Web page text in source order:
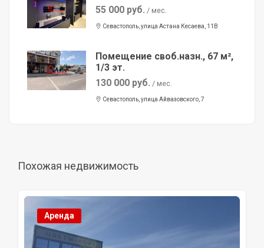
55 000 руб. / мес.
Севастополь, улица Астана Кесаева, 11В
Помещение своб.назн., 67 м²,
1/3 эт.
130 000 руб. / мес.
Севастополь, улица Айвазовского, 7
Похожая недвижимость
Аренда